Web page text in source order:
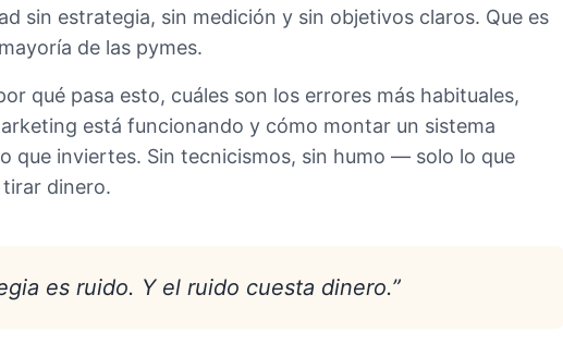
sin estrategia, sin medición y sin objetivos claros. Que es
de las pymes.
qué pasa esto, cuáles son los errores más habituales,
está funcionando y cómo montar un sistema
que inviertes. Sin tecnicismos, sin humo — solo lo que
dinero.
es ruido. Y el ruido cuesta dinero.”